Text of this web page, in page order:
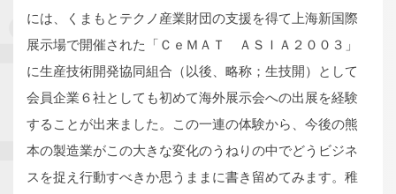
には、くまもとテクノ産業財団の支援を得て上海新国際
展示場で開催された「ＣｅＭＡＴ ＡＳＩＡ２００３」
に生産技術開発協同組合（以後、略称；生技開）として
会員企業６社としても初めて海外展示会への出展を経験
することが出来ました。この一連の体験から、今後の熊
本の製造業がこの大きな変化のうねりの中でどうビジネ
スを捉え行動すべきか思うままに書き留めてみます。稚